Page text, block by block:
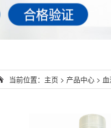
当前位置： 主页 > 产品中心 >